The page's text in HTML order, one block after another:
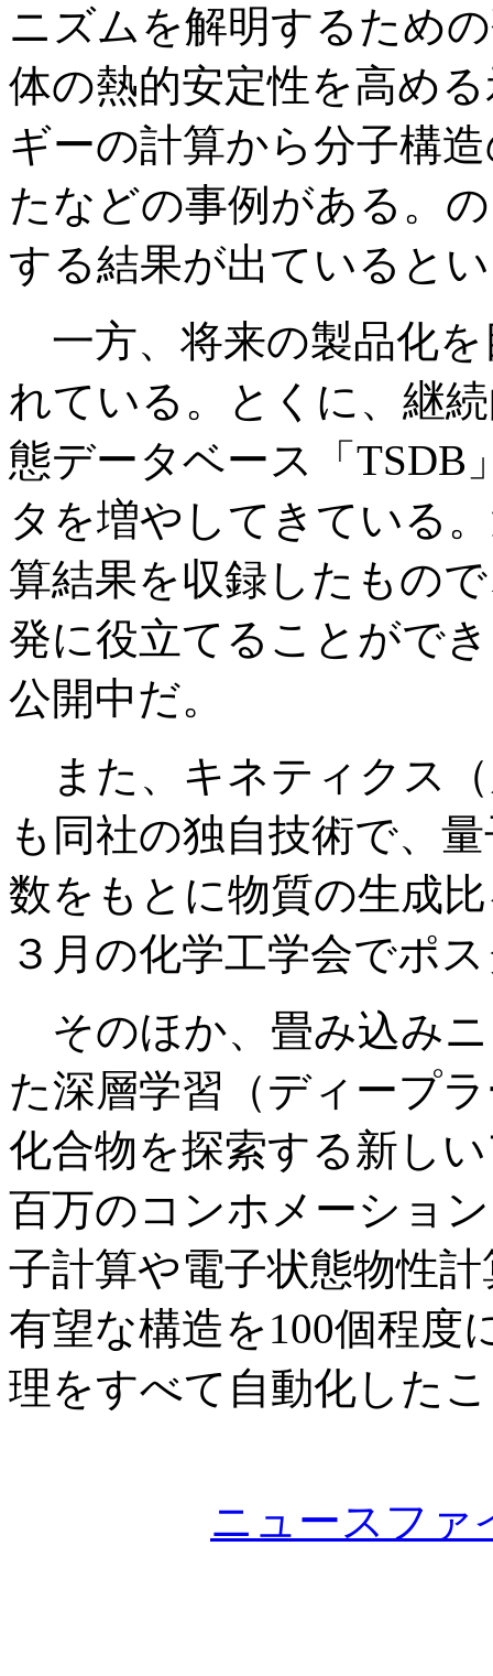
ニズムを解明するため
体の熱的安定性を高め
ギーの計算から分子構
たなどの事例がある。
する結果が出ていると
一方、将来の製品化を
れている。とくに、継
態データベース「TSDB
タを増やしてきている
算結果を収録したもの
発に役立てることがで
公開中だ。
また、キネティクス
も同社の独自技術で、
数をもとに物質の生成
３月の化学工学会でポ
そのほか、畳み込み
た深層学習（ディープ
化合物を探索する新し
百万のコンホメーショ
子計算や電子状態物性
有望な構造を100個程度
理をすべて自動化した
ニュースファ